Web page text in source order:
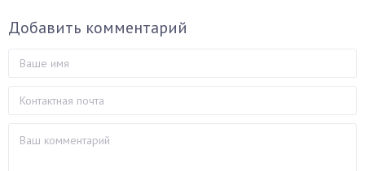
Добавить комментарий